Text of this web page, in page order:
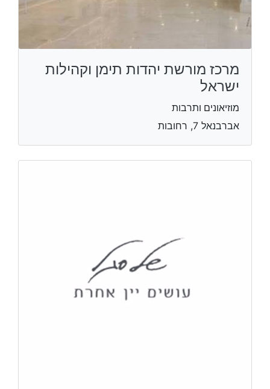
מרכז מורשת יהדות תימן וקהילות
ישראל
מוזיאונים ותרבות
אברבנאל 7, רחובות